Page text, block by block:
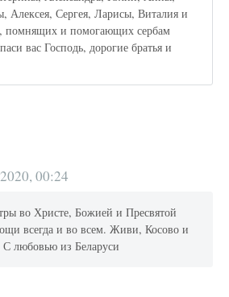
Сергея, Ларисы, Виталия и
помнящих и помогающих сербам
вас Господь, дорогие братья и
00:24
во Христе, Божией и Пресвятой
всегда и во всем. Живи, Косово и
любовью из Беларуси